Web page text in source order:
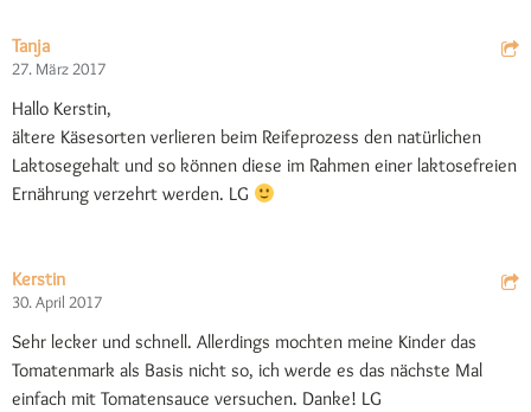
Tanja
27. März 2017
Hallo Kerstin,
ältere Käsesorten verlieren beim Reifeprozess den natürlichen
Laktosegehalt und so können diese im Rahmen einer laktosefreien
Ernährung verzehrt werden. LG
Kerstin
30. April 2017
Sehr lecker und schnell. Allerdings mochten meine Kinder das
Tomatenmark als Basis nicht so, ich werde es das nächste Mal
einfach mit Tomatensauce versuchen. Danke! LG